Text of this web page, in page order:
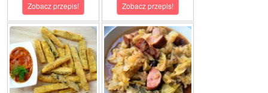
Zobacz przepis! Zobacz przepis!